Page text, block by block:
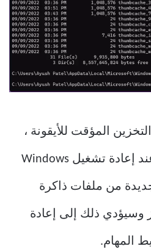
المؤقت للأيقونة ،
أعد تشغيل الكمبيوتر. عند إعادة تشغيل Windows
من ملفات ذاكرة
وسيؤدي ذلك إلى إعادة
المهام.